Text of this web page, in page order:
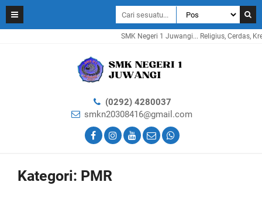
SMK Negeri 1 Juwangi... Religius, Cerdas,
(0292) 4280037
smkn20308416@gmail.com
Kategori: PMR